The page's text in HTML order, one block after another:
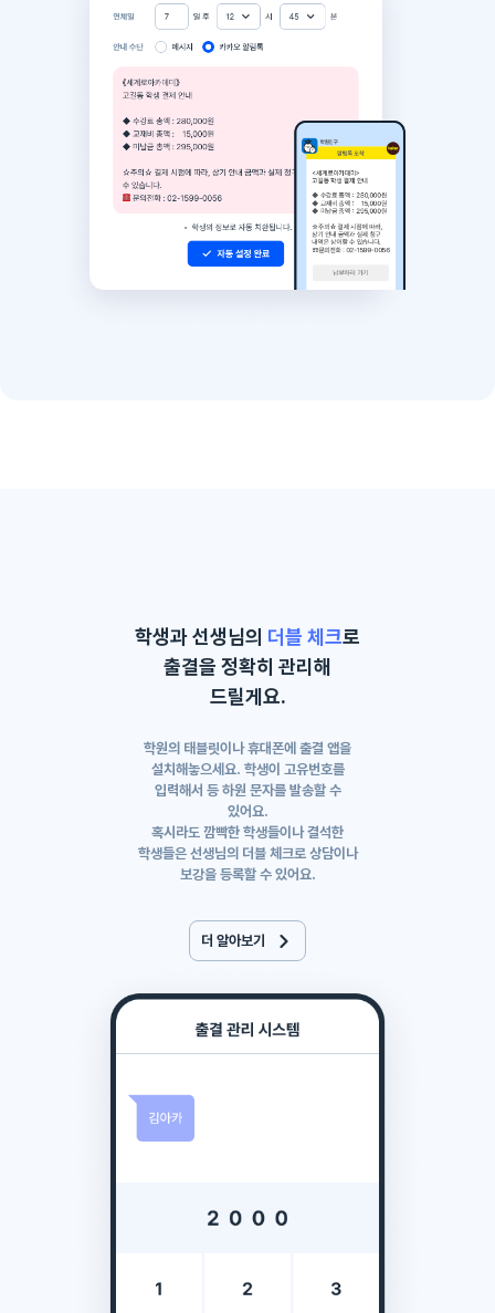
학생과 선생님의 더블 체크로
출결을 정확히 관리해
드릴게요.
학원의 태블릿이나 휴대폰에 출결 앱을
설치해놓으세요. 학생이 고유번호를
입력해서 등 하원 문자를 발송할 수
있어요.
혹시라도 깜빡한 학생들이나 결석한
학생들은 선생님의 더블 체크로 상담이나
보강을 등록할 수 있어요.
더 알아보기